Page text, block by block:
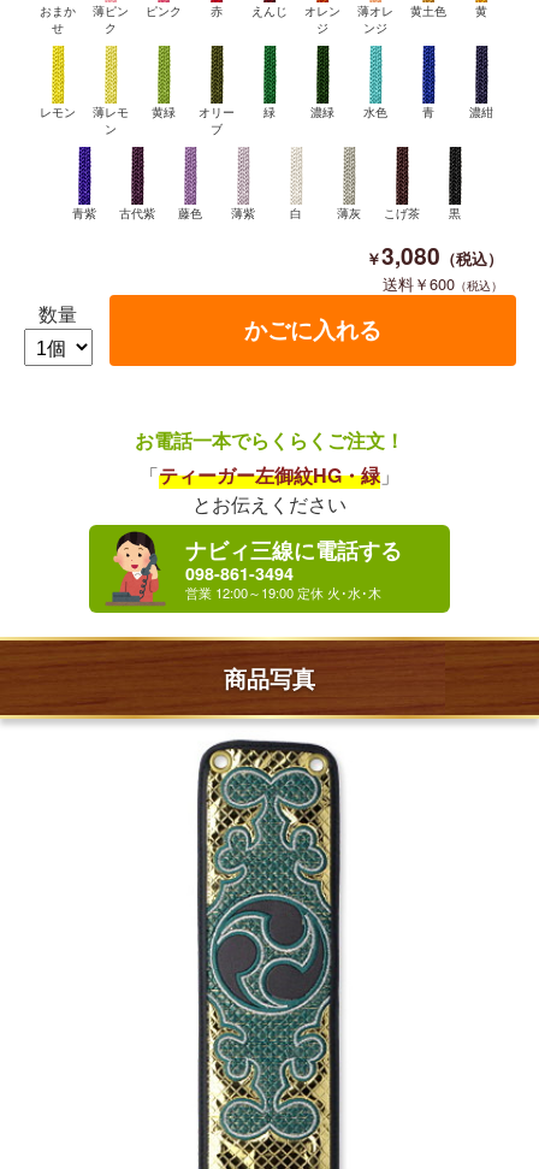
おまか
せ
薄ピン
ク
ピンク 赤 えんじ
オレン
ジ
薄オレ
ンジ
黄土色 黄
レモン
薄レモ
ン
黄緑
オリー
ブ
緑 濃緑 水色 青 濃紺
青紫 古代紫 藤色 薄紫 白 薄灰 こげ茶 黒
3,080
600
数量
お電話一本でらくらくご注文！
「ティーガー左御紋HG・緑 」
とお伝えください
ナビィ三線に電話する
098-861-3494
商品写真